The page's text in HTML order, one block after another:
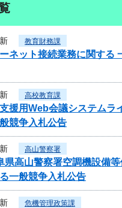
教育財務課
ネット接続業務に関する
高校教育課
援用Web会議システムラ
競争入札公告
高山警察署
高山警察署空調機設備等
一般競争入札公告
危機管理政策課